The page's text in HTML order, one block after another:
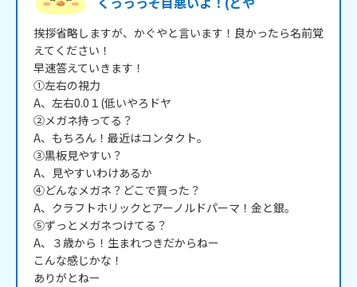
挨拶省略しますが、かぐやと言います！良かったら名前覚
えてください！
早速答えていきます！
①左右の視力
A、左右0.0１(低いやろドヤ
②メガネ持ってる？
A、もちろん！最近はコンタクト。
③黒板見やすい？
A、見やすいわけあるか
④どんなメガネ？どこで買った？
A、クラフトホリックとアーノルドパーマ！金と銀。
⑤ずっとメガネつけてる？
A、３歳から！生まれつきだからねー
こんな感じかな！
ありがとねー